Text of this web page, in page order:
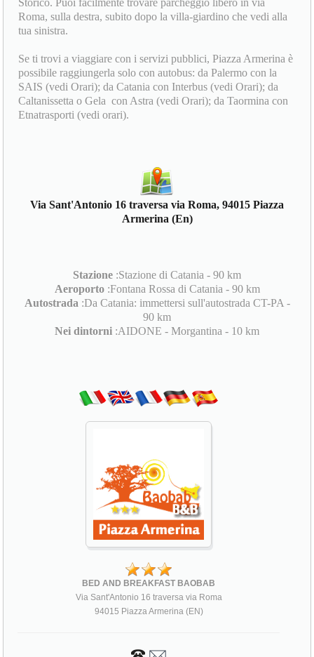
Roma, sulla destra, subito dopo la villa-giardino che vedi alla
tua sinistra.
Se ti trovi a viaggiare con i servizi pubblici, Piazza Armerina è
possibile raggiungerla solo con autobus: da Palermo con la
SAIS (vedi Orari); da Catania con Interbus (vedi Orari); da
Caltanissetta o Gela con Astra (vedi Orari); da Taormina con
Etnatrasporti (vedi orari).
Via Sant'Antonio 16 traversa via Roma, 94015 Piazza
Armerina (En)
Stazione :Stazione di Catania - 90 km
Aeroporto:Fontana Rossa di Catania - 90 km
Autostrada :Da Catania: immettersi sull'autostrada CT-PA -
90 km
Nei dintorni :AIDONE - Morgantina - 10 km
BED AND BREAKFAST BAOBAB
Via Sant'Antonio 16 traversa via Roma
94015 Piazza Armerina (EN)